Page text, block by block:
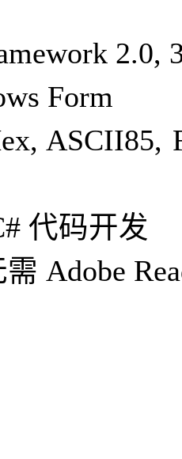
2.0,
Form
ASCII85,
代码开发
Adobe